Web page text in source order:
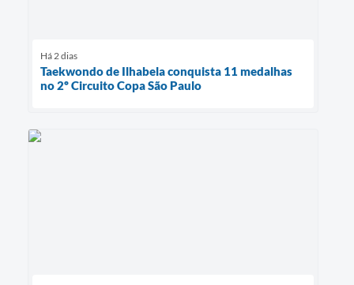
Há 2 dias
Taekwondo de Ilhabela conquista 11 medalhas
no 2º Circuito Copa São Paulo